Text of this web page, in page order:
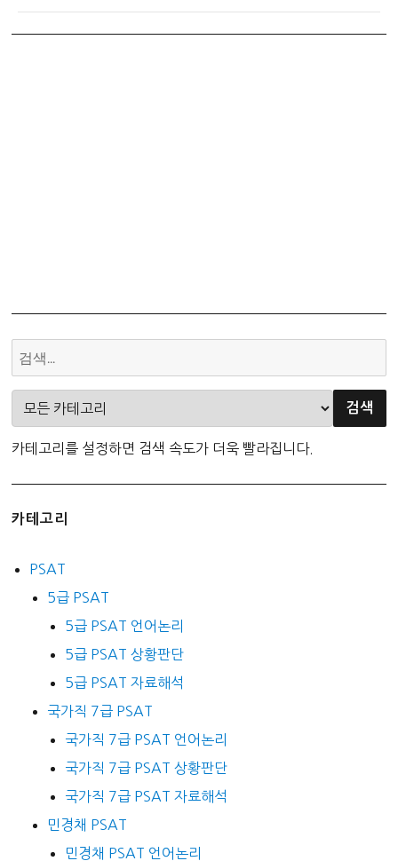
카테고리를 설정하면 검색 속도가 더욱 빨라집니다.
카테고리
PSAT
5급 PSAT
5급 PSAT 언어논리
5급 PSAT 상황판단
5급 PSAT 자료해석
국가직 7급 PSAT
국가직 7급 PSAT 언어논리
국가직 7급 PSAT 상황판단
국가직 7급 PSAT 자료해석
민경채 PSAT
민경채 PSAT 언어논리